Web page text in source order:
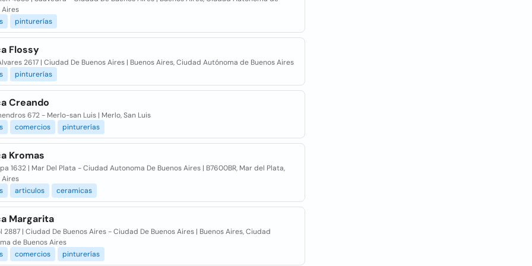
Aires
pinturerías
Flossy
2617 | Ciudad De Buenos Aires | Buenos Aires, Ciudad Autónoma de Buenos Aires
pinturerías
Creando
672 - Merlo-san Luis | Merlo, San Luis
comercios pinturerías
Kromas
1632 | Mar Del Plata - Ciudad Autonoma De Buenos Aires | B7600BR, Mar del Plata,
Aires
articulos ceramicas
Margarita
2887 | Ciudad De Buenos Aires - Ciudad De Buenos Aires | Buenos Aires, Ciudad
de Buenos Aires
comercios pinturerías